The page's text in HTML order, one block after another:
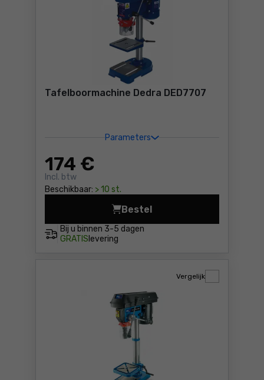
Tafelboormachine Dedra DED7707
Parameters
174 €
Incl. btw
Beschikbaar: > 10 st.
Bij u binnen 3-5 dagen
GRATIS levering
Bestel
Tafelboormachine Dedra
Vergelijk